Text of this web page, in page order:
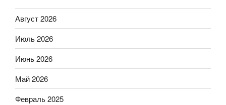
Август 2026
Июль 2026
Июнь 2026
Май 2026
Февраль 2025